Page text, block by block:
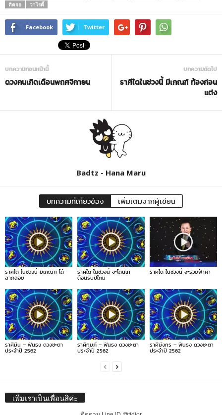
ติดจอ
วาไรตี้
Facebook Twitter
บทความก่อนหน้านี้
ดวงคนเกิดเดือนพฤศจิกายน
บทความถัดไป
ราศีใดในช่วงนี้ มีเกณฑ์ ท้องก่อน
แต่ง
Badtz - Hana Maru
บทความที่เกี่ยวข้อง เพิ่มเติมจากผู้เขียน
ราศีใด ในช่วงนี้ มีเกณฑ์ ได้
ลาภลอย
ราศีใด ในช่วงนี้ จะโดนเท
ต้อนรับปีใหม่
ราศีใด ในช่วงนี้ จะรวยฟ้าผ่า
ราศีมีน – ฟันธง ดวงชะตา
ประจำปี 2562
ราศีกุมภ์ – ฟันธง ดวงชะตา
ประจำปี 2562
ราศีมังกร – ฟันธง ดวงชะตา
ประจำปี 2562
เพิ่มเราเป็นเพื่อนสิค่ะ